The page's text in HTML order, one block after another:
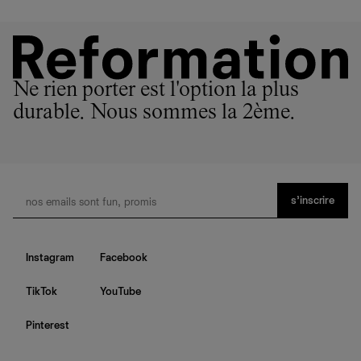
Ne rien porter est l'option la plus
durable. Nous sommes la 2ème.
s’inscrire
Instagram Facebook
TikTok YouTube
Pinterest